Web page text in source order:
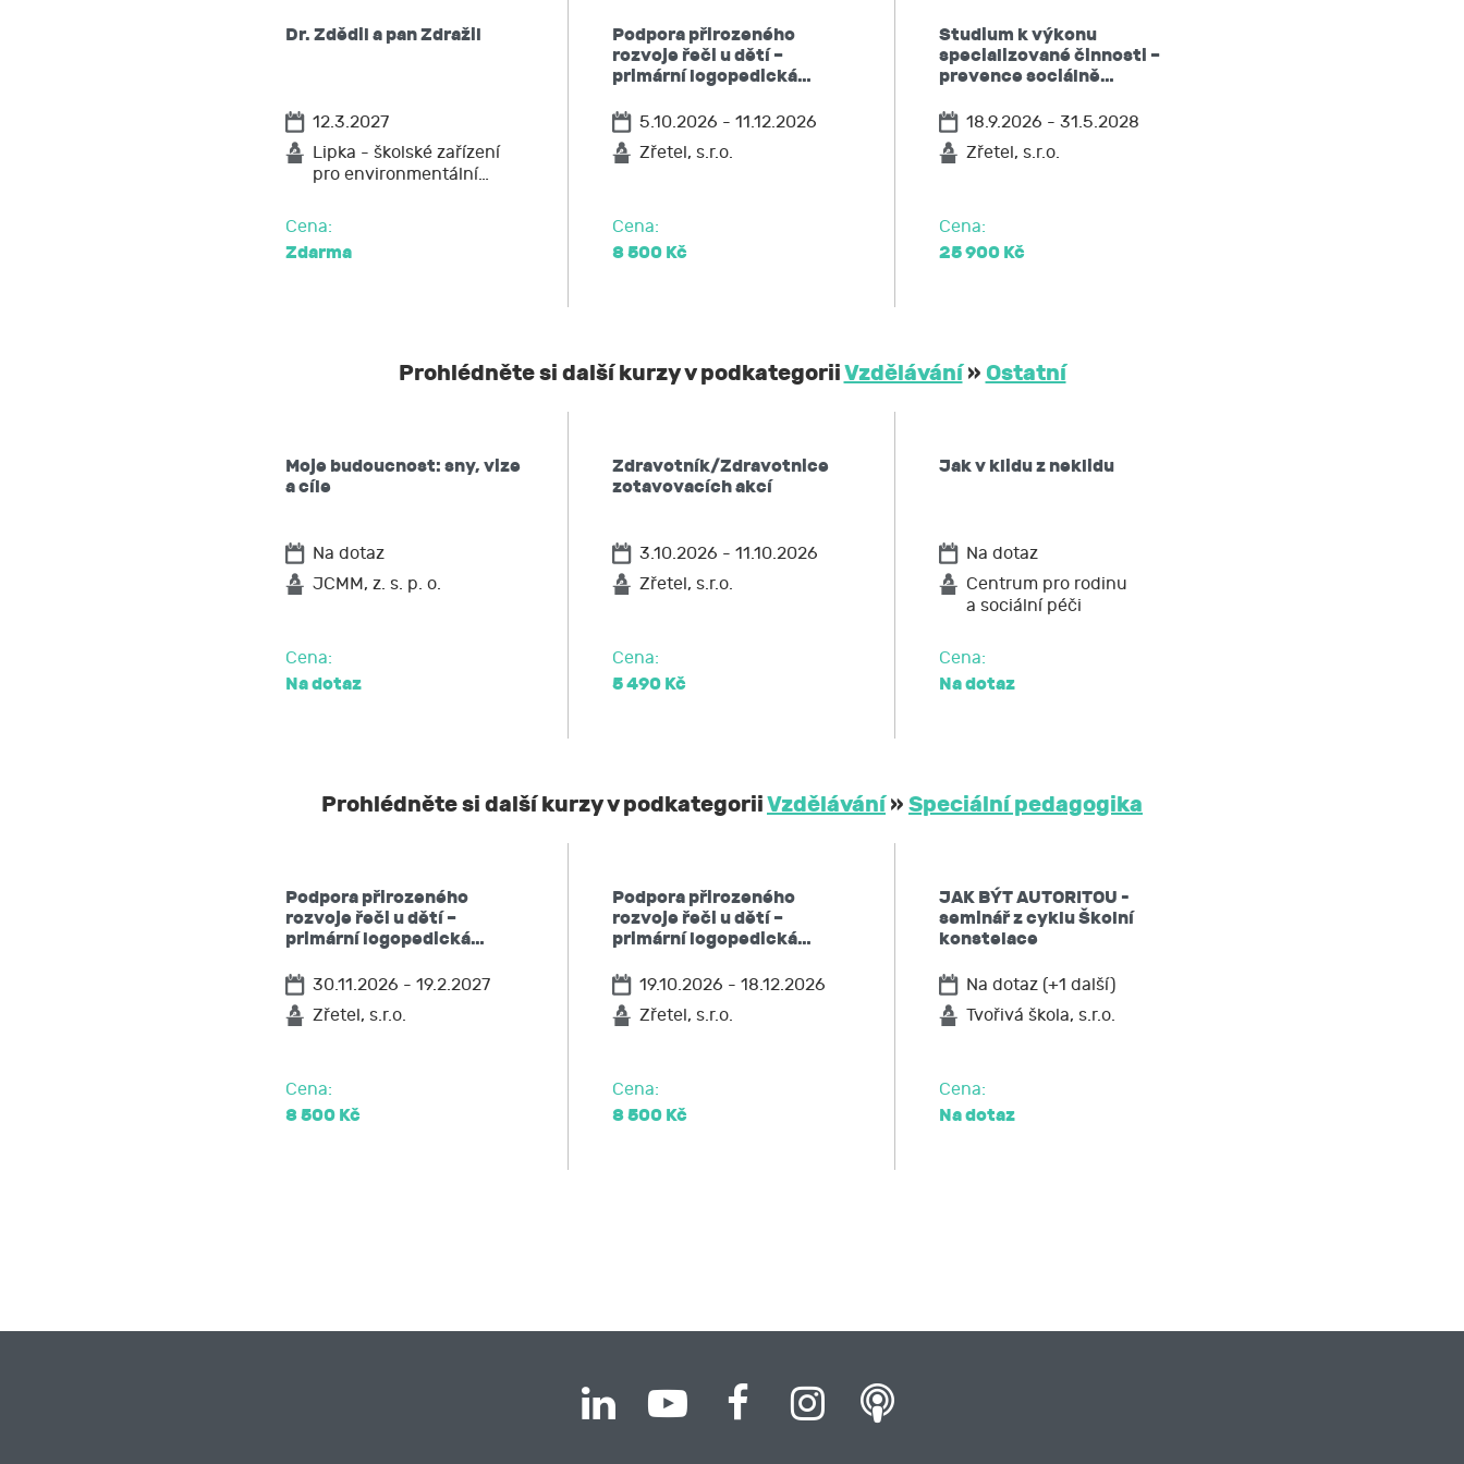
požadovat po JCMM informaci, jaké moje osobní údaje zpracovává, žádat si kopii
popřípadě požadovat omezení zpracování,
požadovat po JCMM výmaz těchto osobních údajů
na přenositelnost údajů,
Dr. Zdědil a pan Zdražil
12.3.2027
Lipka - školské zařízení
pro environmentální…
Cena:
Zdarma
Podpora přirozeného
rozvoje řeči u dětí –
primární logopedická…
5.10.2026 - 11.12.2026
Zřetel, s.r.o.
Cena:
8 500 Kč
Studium k výkonu
specializované činnosti –
prevence sociálně…
18.9.2026 - 31.5.2028
Zřetel, s.r.o.
Cena:
25 900 Kč
Prohlédněte si další kurzy v podkategoriiVzdělávání» Ostatní
Moje budoucnost: sny, vize
a cíle
Na dotaz
JCMM, z. s. p. o.
Cena:
Na dotaz
Zdravotník/Zdravotnice
zotavovacích akcí
3.10.2026 - 11.10.2026
Zřetel, s.r.o.
Cena:
5 490 Kč
Jak v klidu z neklidu
Na dotaz
Centrum pro rodinu
a sociální péči
Cena:
Na dotaz
Prohlédněte si další kurzy v podkategoriiVzdělávání» Speciální pedagogika
Podpora přirozeného
rozvoje řeči u dětí –
primární logopedická…
30.11.2026 - 19.2.2027
Zřetel, s.r.o.
Cena:
8 500 Kč
Podpora přirozeného
rozvoje řeči u dětí –
primární logopedická…
19.10.2026 - 18.12.2026
Zřetel, s.r.o.
Cena:
8 500 Kč
JAK BÝT AUTORITOU -
seminář z cyklu Školní
konstelace
Na dotaz (+1 další)
Tvořivá škola, s.r.o.
Cena:
Na dotaz